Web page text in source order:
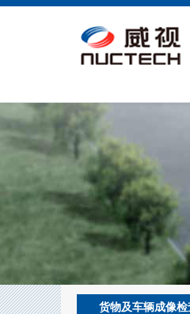
货物及车辆成像检